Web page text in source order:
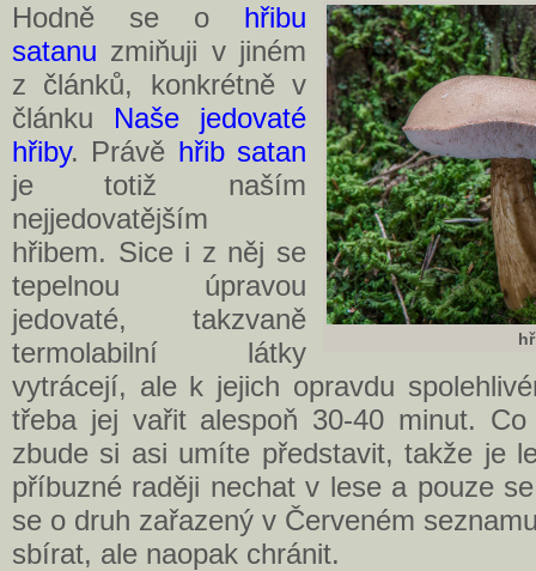
Hodně se o hřibu
satanu zmiňuji v jiném
z článků, konkrétně v
článku Naše jedovaté
hřiby. Právě hřib satan
je totiž naším
nejjedovatějším
hřibem. Sice i z něj se
tepelnou úpravou
jedovaté, takzvaně
termolabilní látky
vytrácejí, ale k jejich opravdu
třeba jej vařit alespoň 30-40 minut.
zbude si asi umíte představit, takže je
příbuzné raději nechat v lese a pouze
se o druh zařazený v Červeném
sbírat, ale naopak chránit.